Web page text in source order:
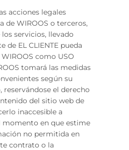
acciones legales
de WIROOS o terceros,
servicios, llevado
de EL CLIENTE pueda
como USO
tomará las medidas
según su
el derecho
del sitio web de
inaccesible a
momento en que estime
no permitida en
contrato o la